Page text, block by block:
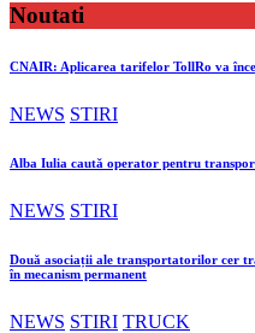
Noutati
CNAIR: Aplicarea tarifelor TollRo va
NEWS STIRI
Alba Iulia caută operator pentru
NEWS STIRI
Două asociații ale transportatorilor cer
în mecanism permanent
NEWS STIRI TRUCK